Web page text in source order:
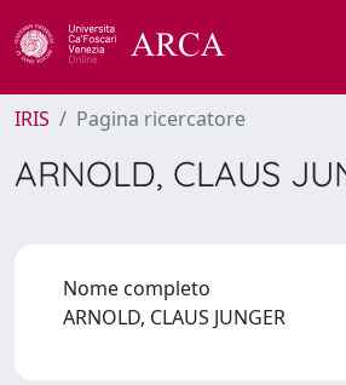
IRIS Pagina ricercatore
ARNOLD, CLAUS
Nome completo
ARNOLD, CLAUS JUNGER